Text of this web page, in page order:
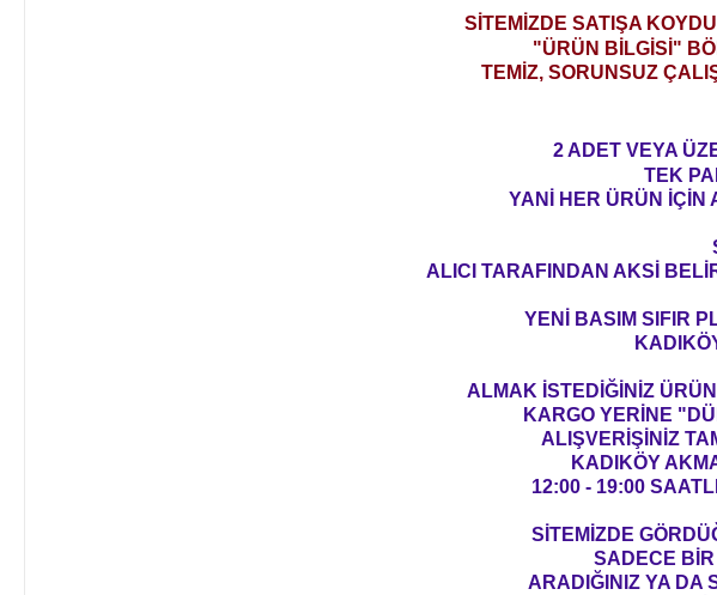
SİTEMİZDE SATIŞA
"ÜRÜN BİLGİSİ"
TEMİZ, SORUNSUZ
2 ADET VEYA
TEK
YANİ HER ÜRÜN İÇİN
ALICI TARAFINDAN AKSİ
YENİ BASIM SIFIR
ALMAK İSTEDİĞİNİZ
KARGO YERİNE
ALIŞVERİŞİNİZ
KADIKÖY
12:00 - 19:00
SİTEMİZDE
SADECE
ARADIĞINIZ YA DA